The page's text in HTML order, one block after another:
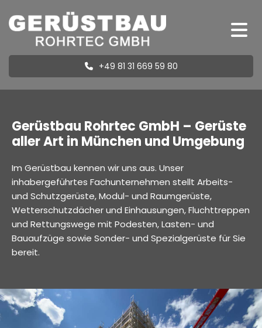
+49 81 31 669 59 80
Gerüstbau Rohrtec GmbH – Gerüste
aller Art in München und Umgebung
Im Gerüstbau kennen wir uns aus. Unser
inhabergeführtes Fachunternehmen stellt Arbeits-
und Schutzgerüste, Modul- und Raumgerüste,
Wetterschutzdächer und Einhausungen, Fluchttreppen
und Rettungswege mit Podesten, Lasten- und
Bauaufzüge sowie Sonder- und Spezialgerüste für Sie
bereit.